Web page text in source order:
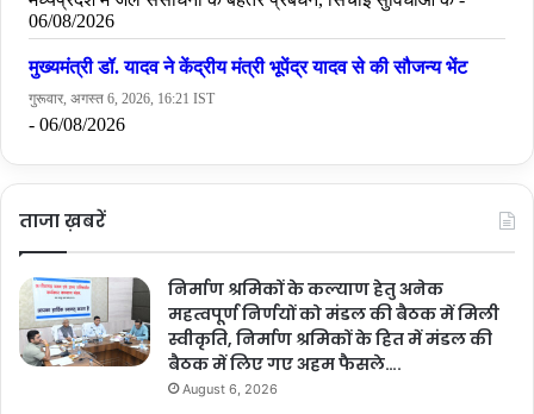
ताजा ख़बरें
निर्माण श्रमिकों के कल्याण हेतु अनेक
महत्वपूर्ण निर्णयों को मंडल की बैठक में मिली
स्वीकृति, निर्माण श्रमिकों के हित में मंडल की
बैठक में लिए गए अहम फैसले….
August 6, 2026